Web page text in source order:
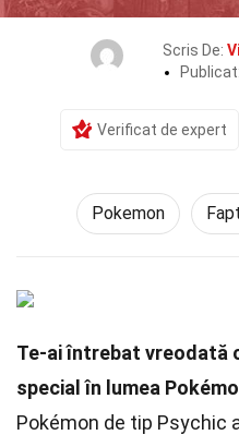
Scris De:
Publicat:
Verificat de expert
Pokemon
Te-ai întrebat vreodată
special în lumea
Pokémon de tip Psychic